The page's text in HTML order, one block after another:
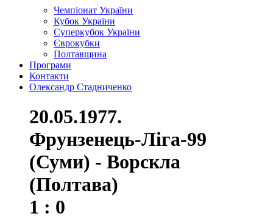
Чемпіонат України
Кубок України
Суперкубок України
Єврокубки
Полтавщина
Програми
Контакти
Олександр Стадниченко
20.05.1977.
Фрунзенець-Ліга-99
(Суми) - Ворскла
(Полтава)
1 : 0